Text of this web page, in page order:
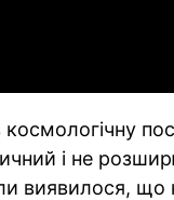
і не
виявилося,